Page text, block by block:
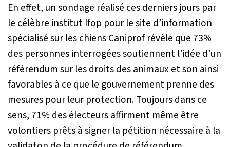
En effet, un sondage réalisé ces derniers jours par
le célèbre institut Ifop pour le site d’information
spécialisé sur les chiens Caniprof révèle que 73%
des personnes interrogées soutiennent l’idée d’un
référendum sur les droits des animaux et son ainsi
favorables à ce que le gouvernement prenne des
mesures pour leur protection. Toujours dans ce
sens, 71% des électeurs affirment même être
volontiers prêts à signer la pétition nécessaire à la